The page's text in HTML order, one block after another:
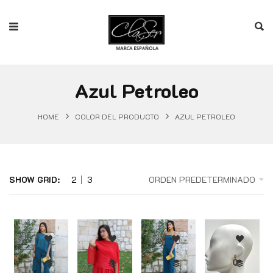
Azul Petroleo
HOME COLOR DEL PRODUCTO AZUL PETROLEO
SHOW GRID: 2 3 ORDEN PREDETERMINADO